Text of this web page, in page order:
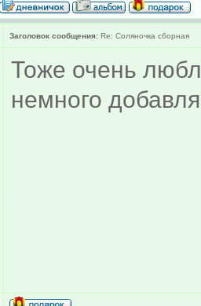
Заголовок сообщения: Re: Соляночка сборная
Тоже очень
немного